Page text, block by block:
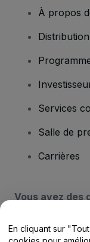
À propos
Services
Salle de
Carrières
Vous avez des
Centre
En cliquant sur